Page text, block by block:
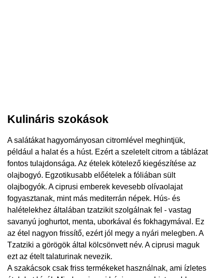
Kulináris szokások
A salátákat hagyományosan citromlével meghintjük,
például a halat és a húst. Ezért a szeletelt citrom a táblázat
fontos tulajdonsága. Az ételek kötelező kiegészítése az
olajbogyó. Egzotikusabb előételek a fóliában sült
olajbogyók. A ciprusi emberek kevesebb olívaolajat
fogyasztanak, mint más mediterrán népek. Hús- és
halételekhez általában tzatzikit szolgálnak fel - vastag
savanyú joghurtot, menta, uborkával és fokhagymával. Ez
az étel nagyon frissítő, ezért jól megy a nyári melegben. A
Tzatziki a görögök által kölcsönvett név. A ciprusi maguk
ezt az ételt talaturinak nevezik.
A szakácsok csak friss termékeket használnak, ami ízletes